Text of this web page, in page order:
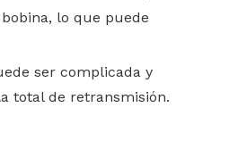
lo que puede
ser complicada y
total de retransmisión.